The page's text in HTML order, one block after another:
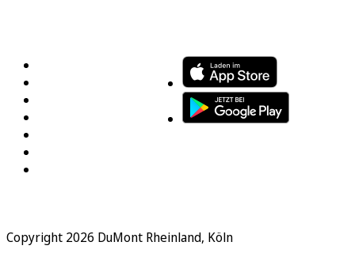
Copyright 2026 DuMont Rheinland, Köln